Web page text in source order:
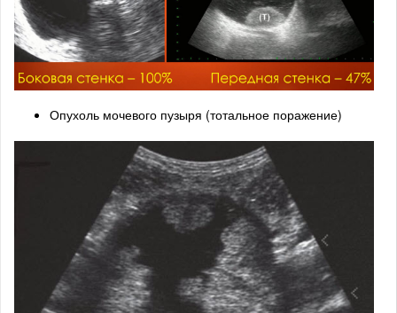
Опухоль мочевого пузыря (тотальное поражение)